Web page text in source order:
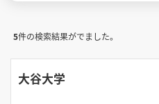
5件の検索結果がでました。
大谷大学